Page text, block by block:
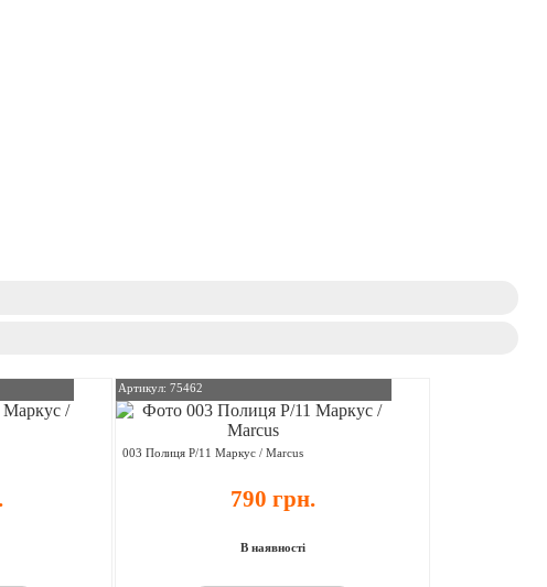
Артикул: 75462
003 Полиця P/11 Маркус / Marcus
790 грн.
В наявності